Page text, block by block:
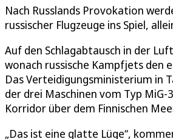
Nach Russlands Provokation
russischer Flugzeuge ins Spiel,
Auf den Schlagabtausch in der
wonach russische Kampfjets den
Das Verteidigungsministerium in
der drei Maschinen vom Typ
Korridor über dem Finnischen
„Das ist eine glatte Lüge“,